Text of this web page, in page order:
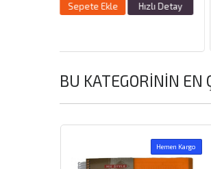
Sepete Ekle Hızlı Detay
BU KATEGORININ EN
Hemen Kargo